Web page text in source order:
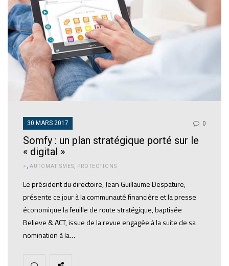
30 MARS 2017 0
Somfy : un plan stratégique porté sur le
« digital »
> AUTOMATISMES PROTECTIONS
Le président du directoire, Jean Guillaume Despature,
présente ce jour à la communauté financière et la presse
économique la feuille de route stratégique, baptisée
Believe & ACT, issue de la revue engagée à la suite de sa
nomination à la…